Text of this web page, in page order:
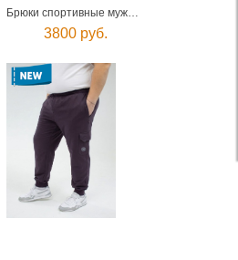
Брюки спортивные мужские
3800 руб.